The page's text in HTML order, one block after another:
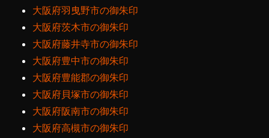
大阪府羽曳野市の御朱印
大阪府茨木市の御朱印
大阪府藤井寺市の御朱印
大阪府豊中市の御朱印
大阪府豊能郡の御朱印
大阪府貝塚市の御朱印
大阪府阪南市の御朱印
大阪府高槻市の御朱印